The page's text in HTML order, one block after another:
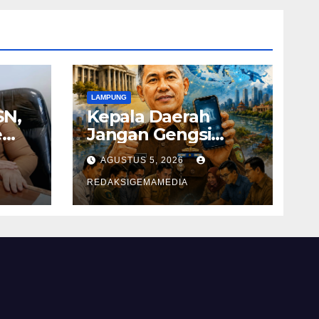
LAMPUNG
Kepala Daerah
Jangan Gengsi
Adopsi
Keberhasilan
Daerah Lain
AGUSTUS 5, 2026
REDAKSIGEMAMEDIA